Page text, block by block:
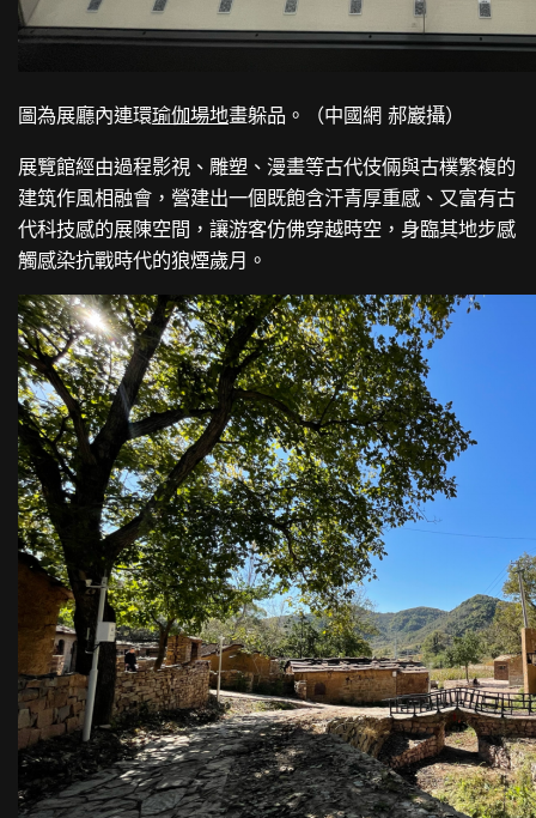
圖為展廳內連環瑜伽場地畫躲品。（中國網 郝巖攝）
展覽館經由過程影視、雕塑、漫畫等古代伎倆與古樸繁複的
建筑作風相融會，營建出一個既飽含汗青厚重感、又富有古
代科技感的展陳空間，讓游客仿佛穿越時空，身臨其地步感
觸感染抗戰時代的狼煙歲月。